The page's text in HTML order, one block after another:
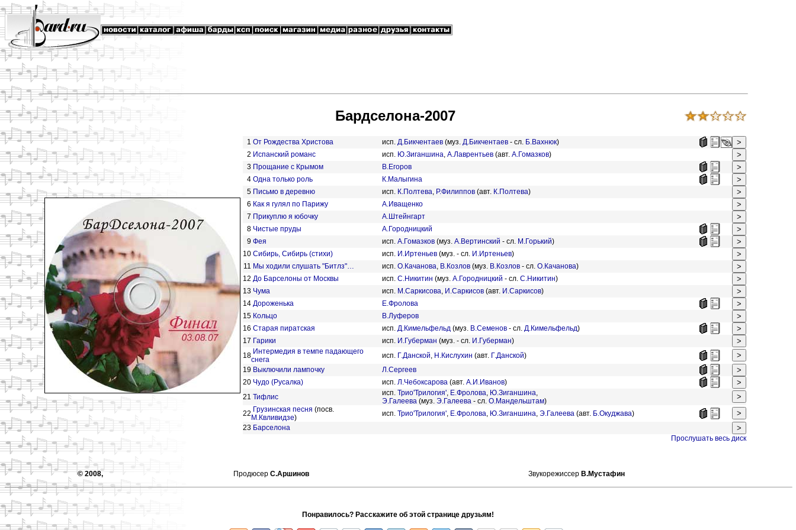
Бардселона-2007
1 От Рождества Христова исп. Д.Бикчентаев (муз. Д.Бикчентаев - сл. Б.Вахнюк)
2 Испанский романс исп. Ю.Зиганшина, А.Лаврентьев (авт. А.Гомазков)
3 Прощание с Крымом
В.Егоров
4 Одна только роль
К.Малыгина
5 Письмо в деревню исп. К.Полтева, Р.Филиппов (авт. К.Полтева)
6 Как я гулял по Парижу
А.Иващенко
7 Прикуплю я юбочку
А.Штейнгарт
8 Чистые пруды
А.Городницкий
9 Фея исп. А.Гомазков (муз. А.Вертинский - сл. М.Горький)
10 Сибирь, Сибирь (стихи) исп. И.Иртеньев (муз. - сл. И.Иртеньев)
11 Мы ходили слушать "Битлз"… исп. О.Качанова, В.Козлов (муз. В.Козлов - сл. О.Качанова)
12 До Барселоны от Москвы исп. С.Никитин (муз. А.Городницкий - сл. С.Никитин)
13 Чума исп. М.Саркисова, И.Саркисов (авт. И.Саркисов)
14 Дороженька
Е.Фролова
15 Кольцо
В.Луферов
16 Старая пиратская исп. Д.Кимельфельд (муз. В.Семенов - сл. Д.Кимельфельд)
17 Гарики исп. И.Губерман (муз. - сл. И.Губерман)
18 Интермедия в темпе падающего
снега
исп. Г.Данской, Н.Кислухин (авт. Г.Данской)
19 Выключили лампочку
Л.Сергеев
20 Чудо (Русалка) исп. Л.Чебоксарова (авт. А.И.Иванов)
21 Тифлис исп. Трио'Трилогия', Е.Фролова, Ю.Зиганшина,
Э.Галеева (муз. Э.Галеева - сл. О.Мандельштам)
22 Грузинская песня (посв.
М.Квливидзе) исп. Трио'Трилогия', Е.Фролова, Ю.Зиганшина, Э.Галеева (авт. Б.Окуджава)
23 Барселона
Прослушать весь диск
© 2008, Продюсер С.Аршинов Звукорежиссер В.Мустафин
Понравилось? Расскажите об этой странице друзьям!